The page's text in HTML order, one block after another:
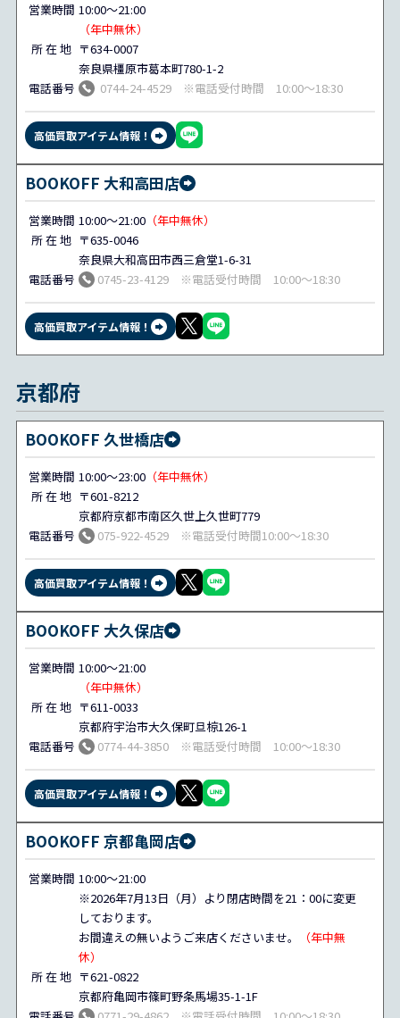
営業時間 10:00～21:00
（年中無休）
所 在 地 〒634-0007
奈良県橿原市葛本町780-1-2
電話番号
0744-24-4529 ※電話受付時間 10:00～18:30
高価買取アイテム情報！
BOOKOFF 大和高田店
営業時間 10:00～21:00（年中無休）
所 在 地 〒635-0046
奈良県大和高田市西三倉堂1-6-31
電話番号
0745-23-4129 ※電話受付時間 10:00～18:30
高価買取アイテム情報！
京都府
BOOKOFF 久世橋店
営業時間 10:00～23:00（年中無休）
所 在 地 〒601-8212
京都府京都市南区久世上久世町779
電話番号
075-922-4529 ※電話受付時間10:00～18:30
高価買取アイテム情報！
BOOKOFF 大久保店
営業時間 10:00～21:00
（年中無休）
所 在 地 〒611-0033
京都府宇治市大久保町旦椋126-1
電話番号
0774-44-3850 ※電話受付時間 10:00～18:30
高価買取アイテム情報！
BOOKOFF 京都亀岡店
営業時間 10:00～21:00
※2026年7月13日（月）より閉店時間を21：00に変更
しております。
お間違えの無いようご来店くださいませ。
（年中無
休）
所 在 地 〒621-0822
京都府亀岡市篠町野条馬場35-1-1F